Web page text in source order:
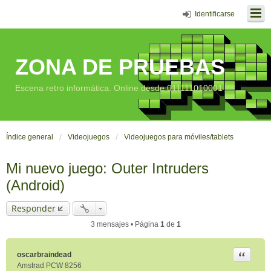
Identificarse
ZONA DE PRUEBAS
Escena retro informática. Online desde 011111010001
Índice general Videojuegos Videojuegos para móviles/tablets
Mi nuevo juego: Outer Intruders
(Android)
Responder
3 mensajes • Página 1de 1
oscarbraindead
Amstrad PCW 8256
Citar